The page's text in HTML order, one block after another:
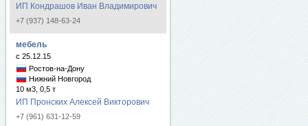
ИП Кондрашов Иван Владимирович
+7 (937) 148-63-24
мебель
с 25.12.15
Ростов-на-Дону
Нижний Новгород
10 м3, 0,5 т
ИП Пронских Алексей Викторович
+7 (961) 631-12-59